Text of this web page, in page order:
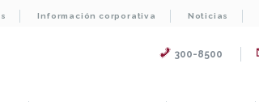
Información corporativa Noticias
300-8500